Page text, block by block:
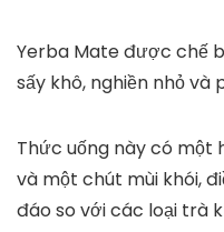
Yerba Mate được chế
sấy khô, nghiền nhỏ
Thức uống này có một
và một chút mùi khói,
đáo so với các loại trà